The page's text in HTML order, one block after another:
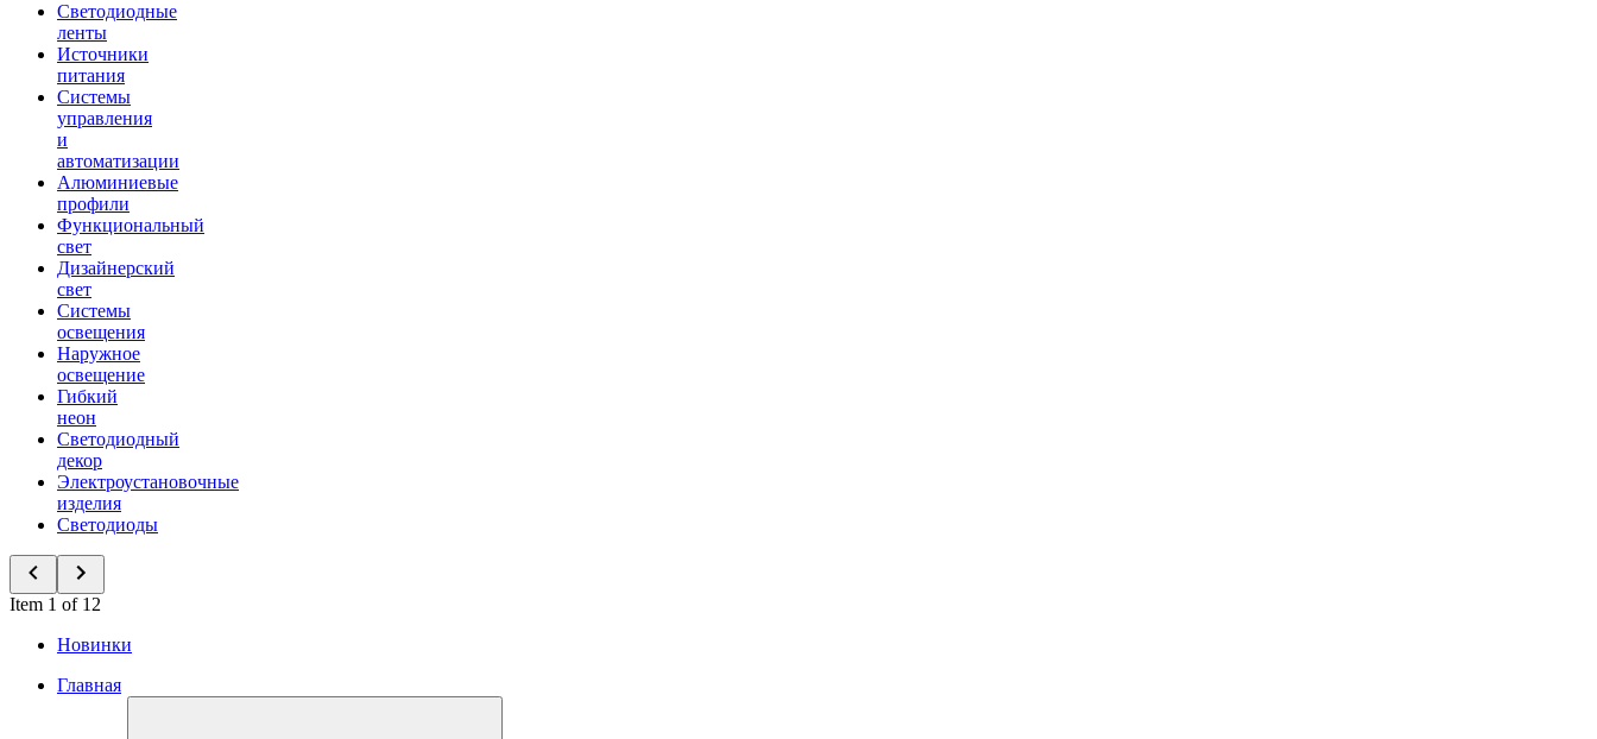
Светодиодные
ленты
Источники
питания
Системы
управления
и
автоматизации
Алюминиевые
профили
Функциональный
свет
Дизайнерский
свет
Системы
освещения
Наружное
освещение
Гибкий
неон
Светодиодный
декор
Электроустановочные
изделия
Светодиоды
Item 1 of 12
Новинки
Главная